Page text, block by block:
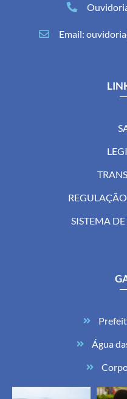
Email:
SISTEMA
Água